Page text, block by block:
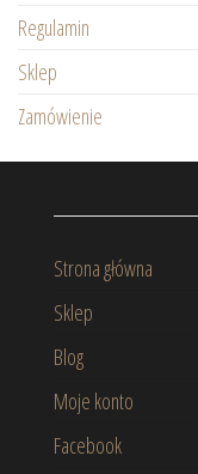
Regulamin
Sklep
Zamówienie
Strona główna
Sklep
Blog
Moje konto
Facebook